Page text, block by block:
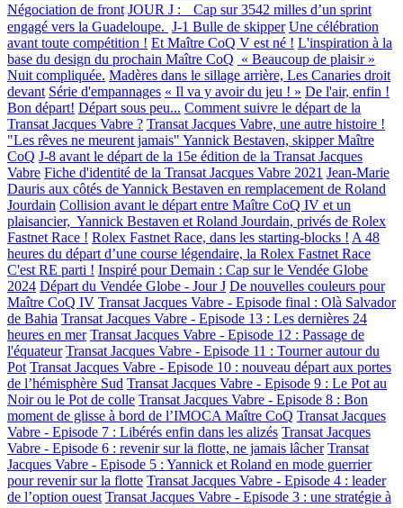
Négociation de front JOUR J : Cap sur 3542 milles d’un sprint
engagé vers la Guadeloupe. J-1 Bulle de skipper Une célébration
avant toute compétition ! Et Maître CoQ V est né ! L'inspiration à la
base du design du prochain Maître CoQ « Beaucoup de plaisir »
Nuit compliquée. Madères dans le sillage arrière, Les Canaries droit
devant Série d'empannages « Il va y avoir du jeu ! » De l'air, enfin !
Bon départ! Départ sous peu... Comment suivre le départ de la
Transat Jacques Vabre ? Transat Jacques Vabre, une autre histoire !
"Les rêves ne meurent jamais" Yannick Bestaven, skipper Maître
CoQ J-8 avant le départ de la 15e édition de la Transat Jacques
Vabre Fiche d'identité de la Transat Jacques Vabre 2021 Jean-Marie
Dauris aux côtés de Yannick Bestaven en remplacement de Roland
Jourdain Collision avant le départ entre Maître CoQ IV et un
plaisancier, Yannick Bestaven et Roland Jourdain, privés de Rolex
Fastnet Race ! Rolex Fastnet Race, dans les starting-blocks ! A 48
heures du départ d’une course légendaire, la Rolex Fastnet Race
C'est RE parti ! Inspiré pour Demain : Cap sur le Vendée Globe
2024 Départ du Vendée Globe - Jour J De nouvelles couleurs pour
Maître CoQ IV Transat Jacques Vabre - Episode final : Olà Salvador
de Bahia Transat Jacques Vabre - Episode 13 : Les dernières 24
heures en mer Transat Jacques Vabre - Episode 12 : Passage de
l'équateur Transat Jacques Vabre - Episode 11 : Tourner autour du
Pot Transat Jacques Vabre - Episode 10 : nouveau départ aux portes
de l’hémisphère Sud Transat Jacques Vabre - Episode 9 : Le Pot au
Noir ou le Pot de colle Transat Jacques Vabre - Episode 8 : Bon
moment de glisse à bord de l’IMOCA Maître CoQ Transat Jacques
Vabre - Episode 7 : Libérés enfin dans les alizés Transat Jacques
Vabre - Episode 6 : revenir sur la flotte, ne jamais lâcher Transat
Jacques Vabre - Episode 5 : Yannick et Roland en mode guerrier
pour revenir sur la flotte Transat Jacques Vabre - Episode 4 : leader
de l’option ouest Transat Jacques Vabre - Episode 3 : une stratégie à